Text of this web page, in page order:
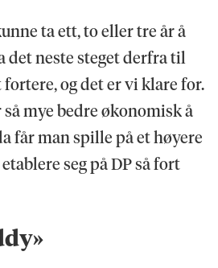
ta ett, to eller tre år å
det neste steget derfra til
og det er vi klare for.
mye bedre økonomisk å
får man spille på et høyere
seg på DP så fort